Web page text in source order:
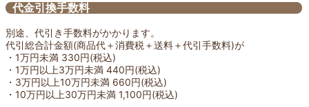
代金引換手数料
別途、代引き手数料がかかります。
代引総合計金額(商品代＋消費税＋送料＋代引手数料)が
・1万円未満 330円(税込)
・1万円以上3万円未満 440円(税込)
・3万円以上10万円未満 660円(税込)
・10万円以上30万円未満 1,100円(税込)